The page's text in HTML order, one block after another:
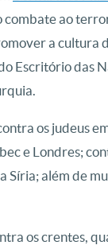
ao
a cultura
Escritório das
os judeus
e Londres;
Síria; além de
os crentes,